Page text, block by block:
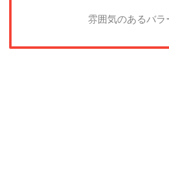
雰囲気のあるバラ